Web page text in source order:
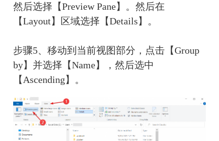
然后选择【Preview Pane】。然后在
【Layout】区域选择【Details】。
步骤5、移动到当前视图部分，点击【Group
by】并选择【Name】，然后选中
【Ascending】。